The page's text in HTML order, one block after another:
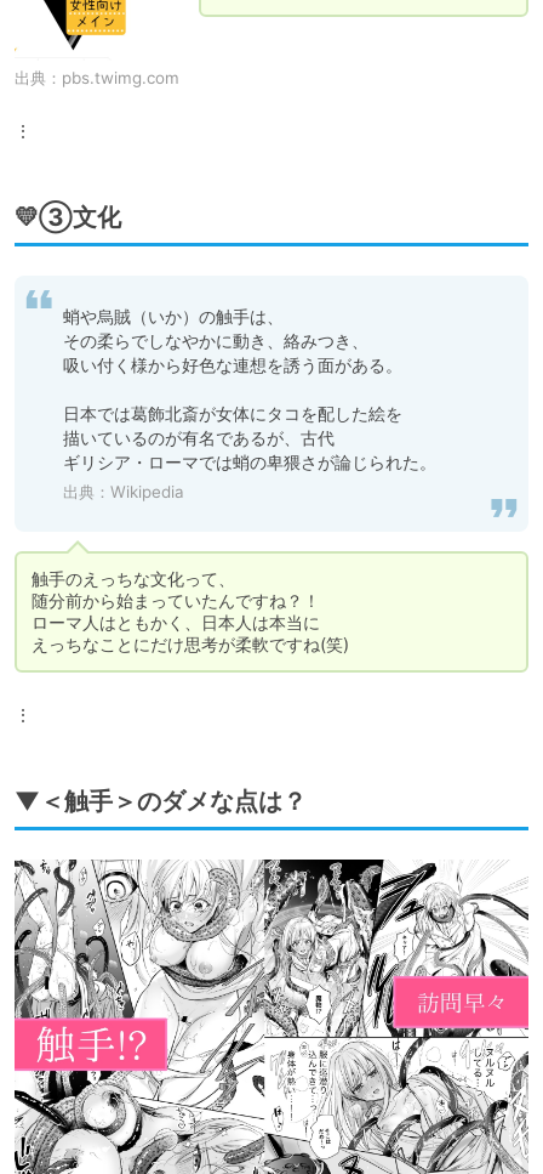
出典： pbs.twimg.com
⋮
💛③文化
蛸や烏賊（いか）の触手は、
その柔らでしなやかに動き、絡みつき、
吸い付く様から好色な連想を誘う面がある。
日本では葛飾北斎が女体にタコを配した絵を
描いているのが有名であるが、古代
ギリシア・ローマでは蛸の卑猥さが論じられた。
出典： Wikipedia
触手のえっちな文化って、
随分前から始まっていたんですね？！
ローマ人はともかく、日本人は本当に
えっちなことにだけ思考が柔軟ですね(笑)
⋮
▼＜触手＞のダメな点は？